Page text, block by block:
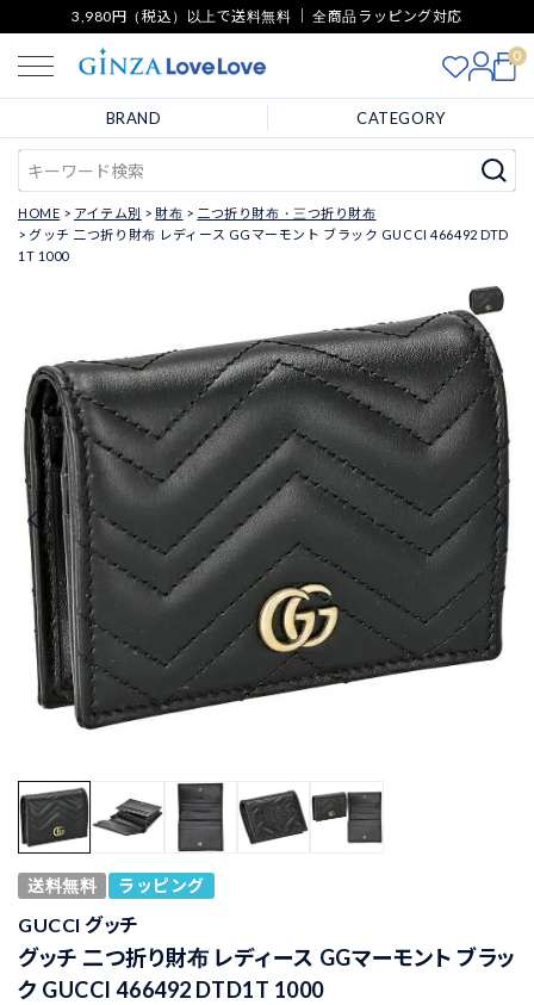
3,980円（税込）以上で送料無料 ｜ 全商品ラッピング対応
0
BRAND CATEGORY
HOME アイテム別 財布
二つ折り財布・三つ折り財布
グッチ 二つ折り財布 レディース GGマーモント ブラック GUCCI 466492 DTD
1T 1000
送料無料 ラッピング
GUCCI グッチ
グッチ 二つ折り財布 レディース GGマーモント ブラッ
ク GUCCI 466492 DTD1T 1000